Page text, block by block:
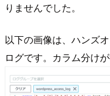
りませんでした。
以下の画像は、ハンズ
ログです。カラム分け